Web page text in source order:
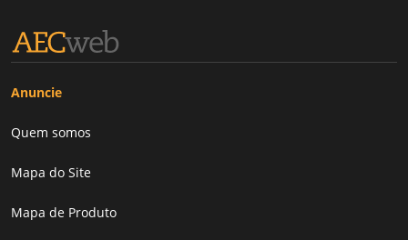
Anuncie
Quem somos
Mapa do Site
Mapa de Produto